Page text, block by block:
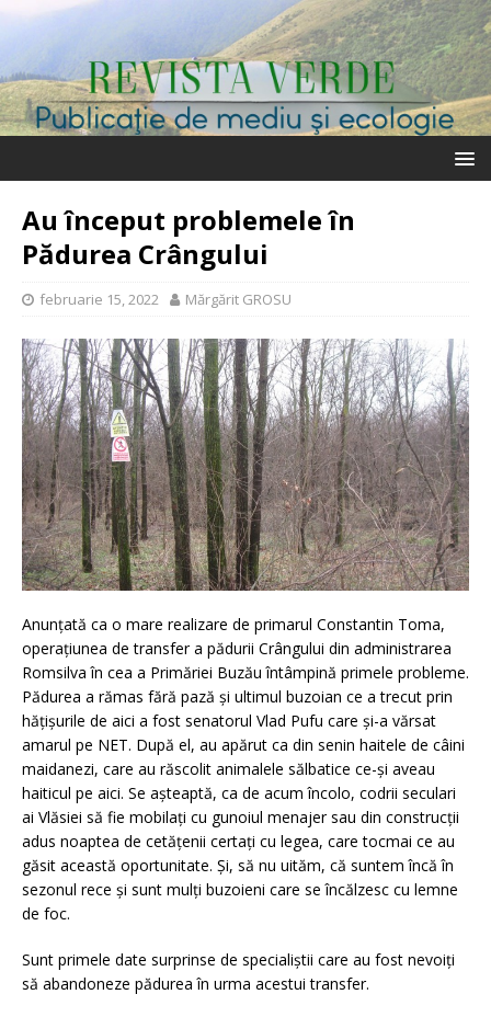
Au început problemele în
Pădurea Crângului
februarie 15, 2022 Mărgărit GROSU
Anunțată ca o mare realizare de primarul Constantin Toma,
operațiunea de transfer a pădurii Crângului din administrarea
Romsilva în cea a Primăriei Buzău întâmpină primele probleme.
Pădurea a rămas fără pază și ultimul buzoian ce a trecut prin
hățișurile de aici a fost senatorul Vlad Pufu care și-a vărsat
amarul pe NET. După el, au apărut ca din senin haitele de câini
maidanezi, care au răscolit animalele sălbatice ce-și aveau
haiticul pe aici. Se așteaptă, ca de acum încolo, codrii seculari
ai Vlăsiei să fie mobilați cu gunoiul menajer sau din construcții
adus noaptea de cetățenii certați cu legea, care tocmai ce au
găsit această oportunitate. Și, să nu uităm, că suntem încă în
sezonul rece și sunt mulți buzoieni care se încălzesc cu lemne
de foc.
Sunt primele date surprinse de specialiștii care au fost nevoiți
să abandoneze pădurea în urma acestui transfer.